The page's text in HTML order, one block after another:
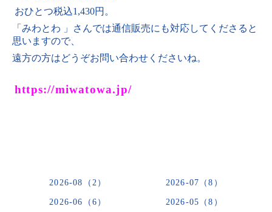
おひとつ税込1,430円。
「みわとわ 」さんでは通信販売にも対応してくださると
思いますので、
遠方の方はどうぞお問い合わせくださいね。
https://miwatowa.jp/
2026-08（2） 2026-07（8）
2026-06（6） 2026-05（8）